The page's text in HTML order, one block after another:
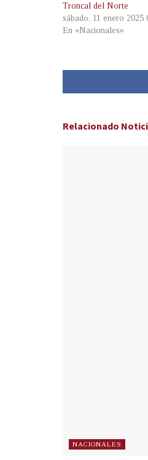
Troncal del Norte
sábado, 11 enero 2025
En «Nacionales»
Relacionado
NACIONALES